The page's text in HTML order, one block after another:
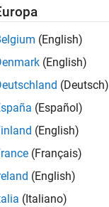
(English)
(English)
(Deutsch)
(Español)
(English)
(Français)
(English)
(Italiano)